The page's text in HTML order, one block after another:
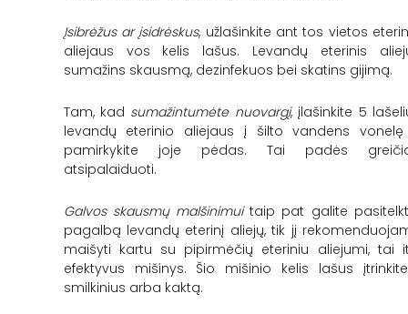
Įsibrėžus ar įsidrėskus, užlašinkite ant tos vietos
aliejaus vos kelis lašus. Levandų eterinis
sumažins skausmą, dezinfekuos bei skatins gijimą.
Tam, kad sumažintumėte nuovargį, įlašinkite 5
levandų eterinio aliejaus į šilto vandens
pamirkykite joje pėdas. Tai padės
atsipalaiduoti.
Galvos skausmų malšinimuitaip pat galite
pagalbą levandų eterinį aliejų, tik jį
maišyti kartu su pipirmėčių eteriniu aliejumi, tai
efektyvus mišinys. Šio mišinio kelis lašus
smilkinius arba kaktą.